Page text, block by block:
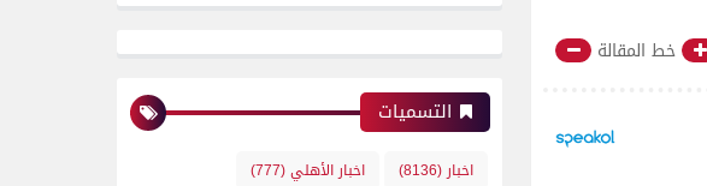
خط المقالة
التسميات
اخبار (8136) اخبار الأهلي(777)